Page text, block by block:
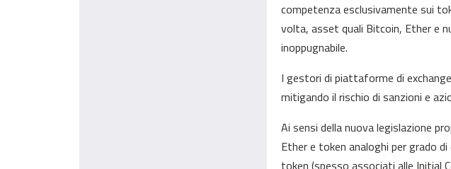
competenza esclusivamente sui
volta, asset quali Bitcoin, Ether e
inoppugnabile.
I gestori di piattaforme di
mitigando il rischio di sanzioni e
Ai sensi della nuova legislazione
Ether e token analoghi per grado
token (spesso associati alle Initial